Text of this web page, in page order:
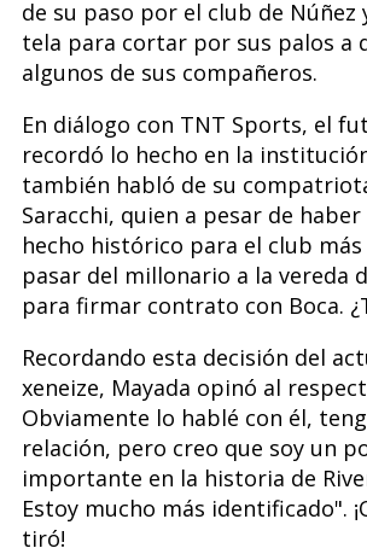
de su paso por el club de Núñez
tela para cortar por sus palos a
algunos de sus compañeros.
En diálogo con TNT Sports, el
recordó lo hecho en la
también habló de su
Saracchi, quien a pesar de
hecho histórico para el club
pasar del millonario a la vereda
para firmar contrato con Boca.
Recordando esta decisión del
xeneize, Mayada opinó al
Obviamente lo hablé con él,
relación, pero creo que soy un
importante en la historia de
Estoy mucho más identificado".
tiró!